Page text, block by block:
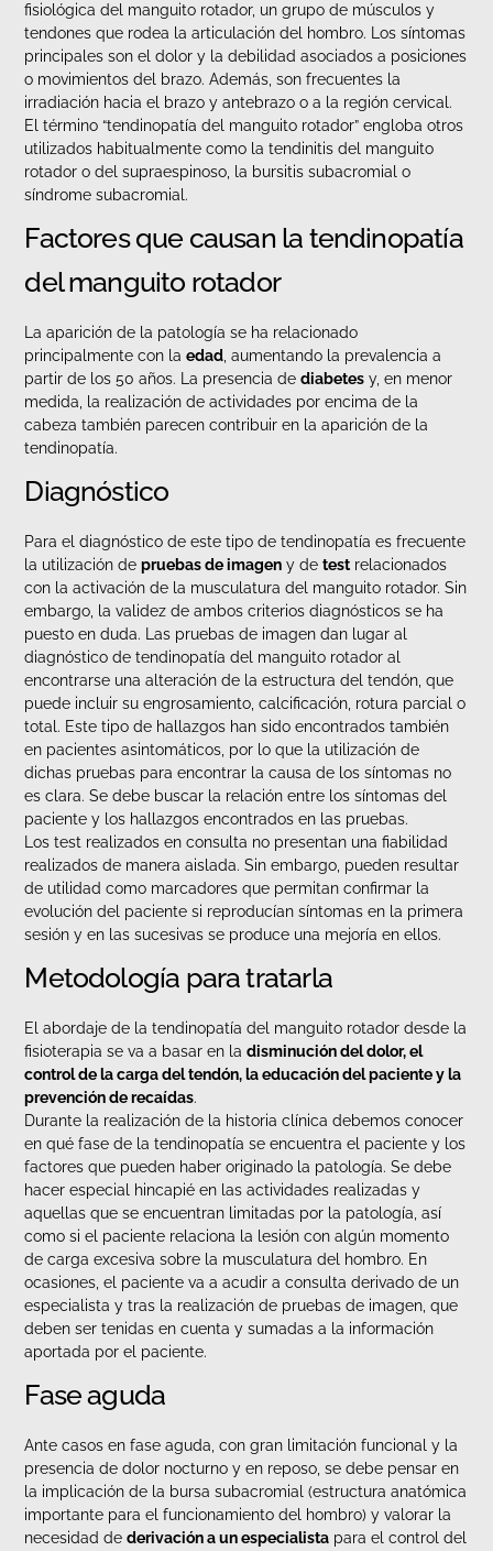
fisiológica del manguito rotador, un grupo de músculos y
tendones que rodea la articulación del hombro. Los síntomas
principales son el dolor y la debilidad asociados a posiciones
o movimientos del brazo. Además, son frecuentes la
irradiación hacia el brazo y antebrazo o a la región cervical.
El término “tendinopatía del manguito rotador” engloba otros
utilizados habitualmente como la tendinitis del manguito
rotador o del supraespinoso, la bursitis subacromial o
síndrome subacromial.
Factores que causan la tendinopatía
del manguito rotador
La aparición de la patología se ha relacionado
principalmente con laedad , aumentando la prevalencia a
partir de los 50 años. La presencia dediabetes y, en menor
medida, la realización de actividades por encima de la
cabeza también parecen contribuir en la aparición de la
tendinopatía.
Diagnóstico
Para el diagnóstico de este tipo de tendinopatía es frecuente
la utilización depruebas de imagen y detest relacionados
con la activación de la musculatura del manguito rotador. Sin
embargo, la validez de ambos criterios diagnósticos se ha
puesto en duda. Las pruebas de imagen dan lugar al
diagnóstico de tendinopatía del manguito rotador al
encontrarse una alteración de la estructura del tendón, que
puede incluir su engrosamiento, calcificación, rotura parcial o
total. Este tipo de hallazgos han sido encontrados también
en pacientes asintomáticos, por lo que la utilización de
dichas pruebas para encontrar la causa de los síntomas no
es clara. Se debe buscar la relación entre los síntomas del
paciente y los hallazgos encontrados en las pruebas.
Los test realizados en consulta no presentan una fiabilidad
realizados de manera aislada. Sin embargo, pueden resultar
de utilidad como marcadores que permitan confirmar la
evolución del paciente si reproducían síntomas en la primera
sesión y en las sucesivas se produce una mejoría en ellos.
Metodología para tratarla
El abordaje de la tendinopatía del manguito rotador desde la
fisioterapia se va a basar en ladisminución del dolor, el
control de la carga del tendón, la educación del paciente y la
prevención de recaídas.
Durante la realización de la historia clínica debemos conocer
en qué fase de la tendinopatía se encuentra el paciente y los
factores que pueden haber originado la patología. Se debe
hacer especial hincapié en las actividades realizadas y
aquellas que se encuentran limitadas por la patología, así
como si el paciente relaciona la lesión con algún momento
de carga excesiva sobre la musculatura del hombro. En
ocasiones, el paciente va a acudir a consulta derivado de un
especialista y tras la realización de pruebas de imagen, que
deben ser tenidas en cuenta y sumadas a la información
aportada por el paciente.
Fase aguda
Ante casos en fase aguda, con gran limitación funcional y la
presencia de dolor nocturno y en reposo, se debe pensar en
la implicación de la bursa subacromial (estructura anatómica
importante para el funcionamiento del hombro) y valorar la
necesidad dederivación a un especialista para el control del